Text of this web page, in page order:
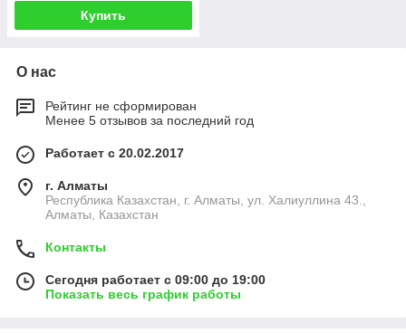
Купить
О нас
Рейтинг не сформирован
Менее 5 отзывов за последний год
Работает с 20.02.2017
г. Алматы
Республика Казахстан, г. Алматы, ул. Халиуллина 43.,
Алматы, Казахстан
Контакты
Сегодня работает с 09:00 до 19:00
Показать весь график работы